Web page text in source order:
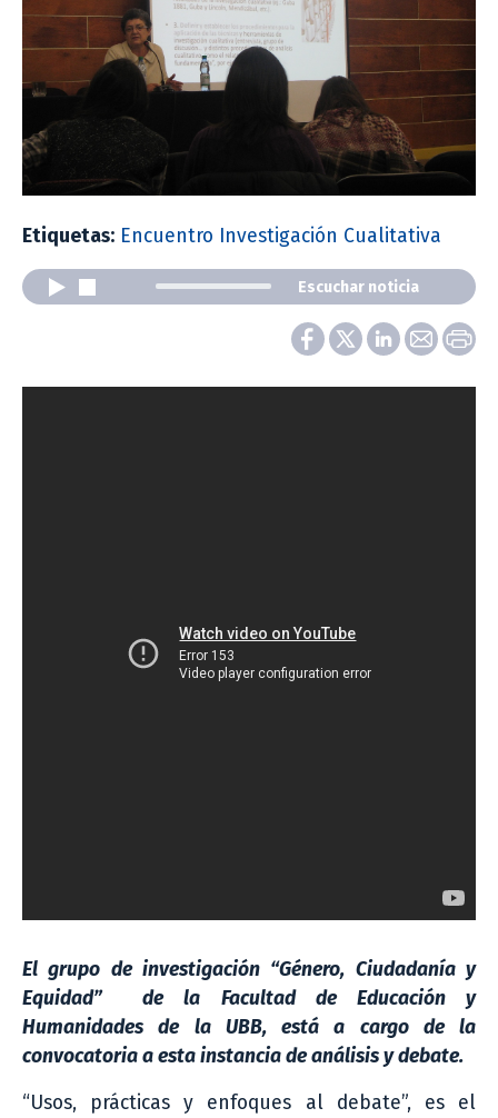
Etiquetas: Encuentro Investigación Cualitativa
Escuchar noticia
El grupo de investigación “Género, Ciudadanía y
Equidad” de la Facultad de Educación y
Humanidades de la UBB, está a cargo de la
convocatoria a esta instancia de análisis y debate.
“Usos, prácticas y enfoques al debate”, es el